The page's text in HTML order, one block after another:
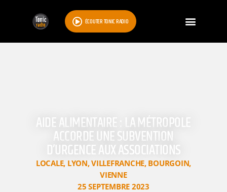
ÉCOUTER TONIC RADIO
AIDE ALIMENTAIRE : LA MÉTROPOLE
ACCORDE UNE SUBVENTION
D’URGENCE AUX ASSOCIATIONS
LOCALE, LYON,VILLEFRANCHE, BOURGOIN,
VIENNE
25 SEPTEMBRE 2023